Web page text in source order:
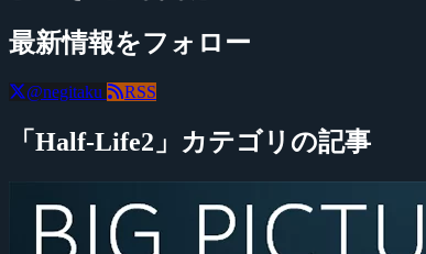
最新情報をフォロー
@negitaku RSS
「Half-Life2」カテゴリの記事